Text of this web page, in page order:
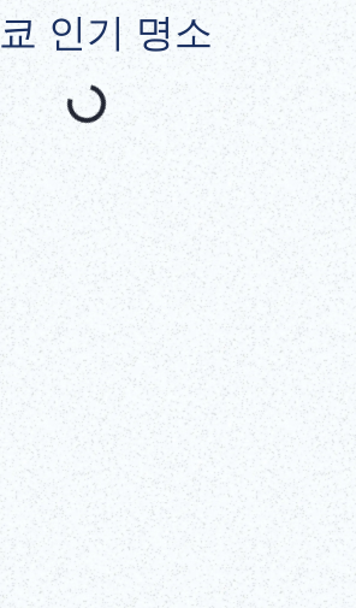
우에노 아사쿠사
・아오야마・오모테산도
롯폰기
다마・섬
인기 명소
Garden: Flowers and I are of the Same
One" © teamLab/팀랩은 다양한 뮤지엄을
출해 나가고 있는 아트 집단입니다. 프로젝션
기술을 구사한 작품을 제작하고 있습니다. 최
형 갤러리를 선보이고 있으며, 도쿄의 인기 관
있습니다.